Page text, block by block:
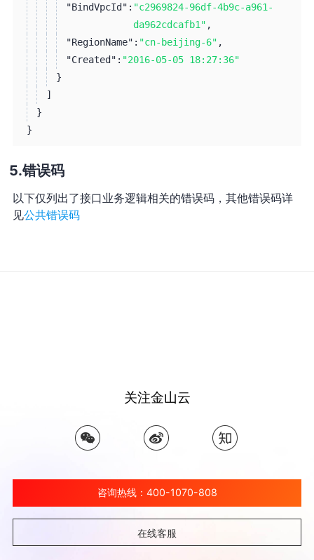
"BindVpcId": "c2969824-96df-4b9c-a961-
da962cdcafb1" ,
"RegionName": "cn-beijing-6" ,
"Created": "2016-05-05 18:27:36"
}
]
}
}
错误码
以下仅列出了接口业务逻辑相关的错误码，其他错误码详
见公共错误码
关注金山云
咨询热线：400-1070-808
在线客服